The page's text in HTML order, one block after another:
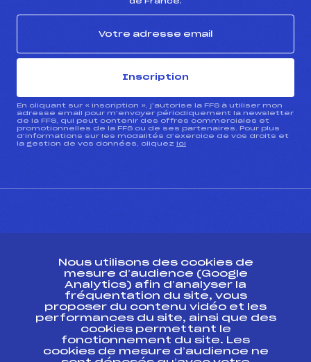
Inscription
En cliquant sur « inscription », j’autorise la FFS à utiliser mon
adresse email pour m’envoyer périodiquement la newsletter
de la FFS, qui peut contenir des offres commerciales et
promotionnelles de la FFS ou de ses partenaires. Pour plus
d’informations sur les modalités d’exercice de vos droits et
la gestion de vos données, cliquez ici
ESPACE PRESSE
Ressources
Pass’Neige
Projet sportif fédéral
Projet de performance fédéral
Nous utilisons des cookies de
mesure d’audience (Google
Analytics) afin d’analyser la
fréquentation du site, vous
proposer du contenu vidéo et les
performances du site, ainsi que des
cookies permettant le
fonctionnement du site. Les
cookies de mesure d’audience ne